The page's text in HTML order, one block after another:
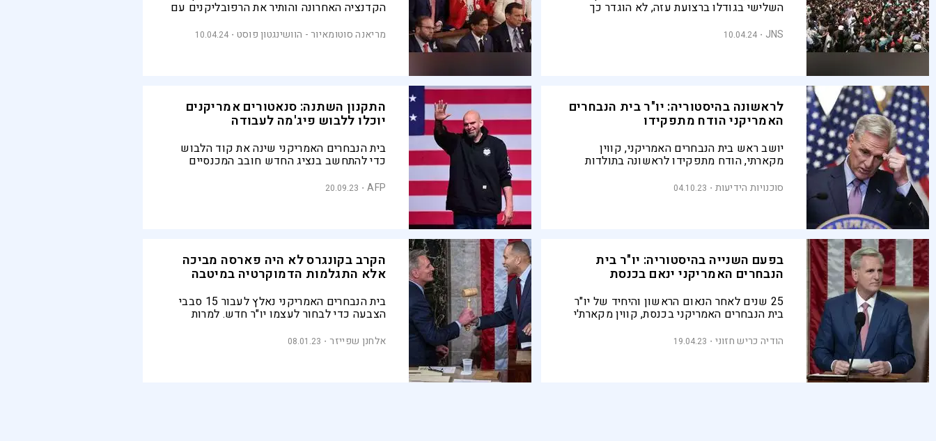
השלישי בגודלו ברצועת עזה, לא הוגדר כך
בבית הנבחרים האמריקני, שזוכה לתמיכה
JNS
10.04.24
הקדנציה האחרונה והותיר את הרפובליקנים עם
הקושי להעביר חקיקה ויחסים עכורים עם האגף
מריאנה סוטומאיור - הוושינגטון פוסט 10.04.24
לראשונה בהיסטוריה: יו"ר בית הנבחרים
האמריקני הודח מתפקידו
יושב ראש בית הנבחרים האמריקני, קווין
מקארתי, הודח מתפקידו לראשונה בתולדות
זעמו על שיתוף הפעולה שלו עם הדמוקרטים.
סוכנויות הידיעות 04.10.23
התקנון השתנה: סנאטורים אמריקנים
יוכלו ללבוש פיג'מה לעבודה
בית הנבחרים האמריקני שינה את קוד הלבוש
כדי להתחשב בנציג החדש חובב המכנסיים
בריכוך הכללים או בביזוי המוסד המכובד?
AFP
20.09.23
בפעם השנייה בהיסטוריה: יו"ר בית
הנבחרים האמריקני ינאם בכנסת
25 שנים לאחר הנאום הראשון והיחיד של יו"ר
בית הנבחרים האמריקני בכנסת, קווין מקארת'י
לישראל עם פתיחת כנס הקיץ
הודיה כריש חזוני 19.04.23
הקרב בקונגרס לא היה פארסה מביכה
אלא התגלמות הדמוקרטיה במיטבה
בית הנבחרים האמריקני נאלץ לעבור 15 סבבי
הצבעה כדי לבחור לעצמו יו"ר חדש. למרות
הדמוקרטיה
אלחנן שפייזר 08.01.23